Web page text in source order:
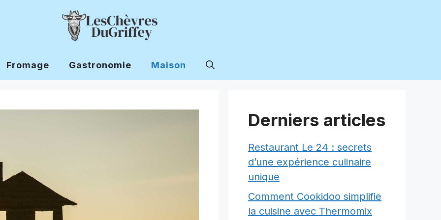
Fromage Gastronomie Maison
Derniers articles
Restaurant Le 24 : secrets
d’une expérience culinaire
unique
Comment Cookidoo simplifie
la cuisine avec Thermomix